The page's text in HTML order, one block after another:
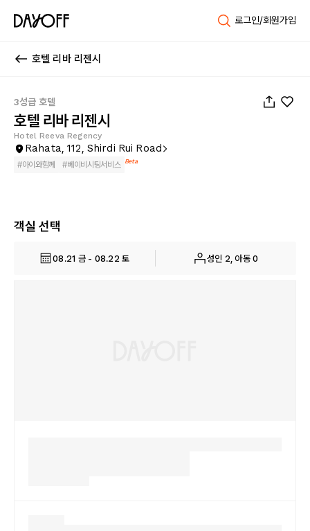
로그인/회원가입
호텔 리바 리젠시
3성급 호텔
호텔 리바 리젠시
Hotel Reeva Regency
Rahata, 112, Shirdi Rui Road
#아이와함께 #베이비시팅서비스 Beta
객실 선택
08.21 금 - 08.22 토 성인 2, 아동 0